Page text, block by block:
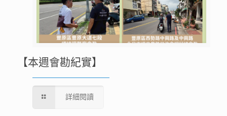
【本週會勘紀實】
詳細閱讀